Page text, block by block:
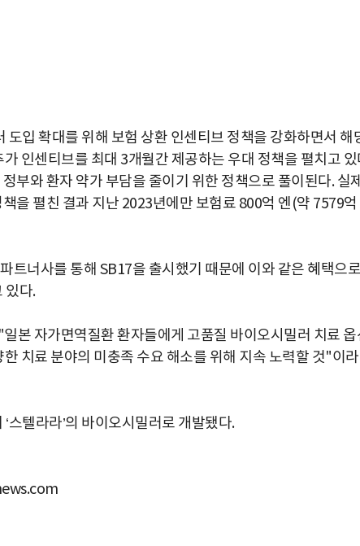
입 확대를 위해 보험 상환 인센티브 정책을 강화하면서 해
인센티브를 최대 3개월간 제공하는 우대 정책을 펼치고 있
부와 환자 약가 부담을 줄이기 위한 정책으로 풀이된다. 실
을 펼친 결과 지난 2023년에만 보험료 800억 엔(약 7579억
트너사를 통해 SB17을 출시했기 때문에 이와 같은 혜택으
있다.
본 자가면역질환 환자들에게 고품질 바이오시밀러 치료 옵
치료 분야의 미충족 수요 해소를 위해 지속 노력할 것"이
스텔라라’의 바이오시밀러로 개발됐다.